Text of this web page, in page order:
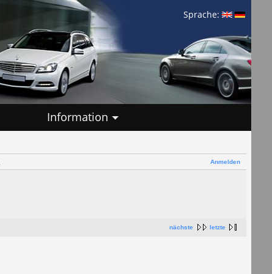
Sprache:
Information
Anmelden
nächste letzte